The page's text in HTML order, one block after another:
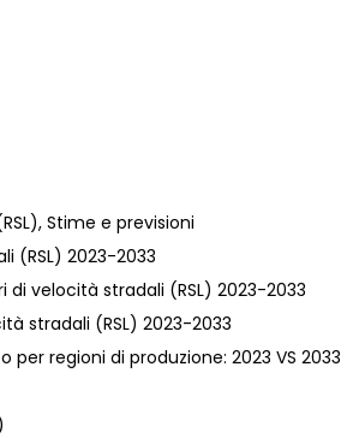
Stime e previsioni
(RSL) 2023-2033
velocità stradali (RSL) 2023-2033
stradali (RSL) 2023-2033
regioni di produzione: 2023 VS 2033